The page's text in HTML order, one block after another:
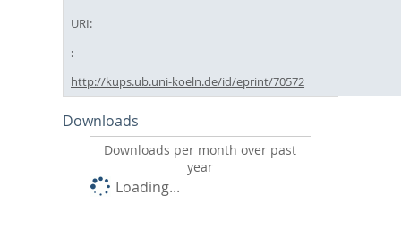
URI:
http://kups.ub.uni-koeln.de/id/eprint/70572
Downloads
Downloads per month over past
year
Loading...